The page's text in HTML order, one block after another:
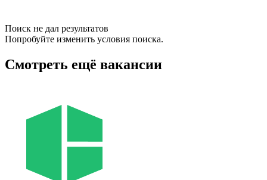
Поиск не дал результатов
Попробуйте изменить условия поиска.
Смотреть ещё вакансии